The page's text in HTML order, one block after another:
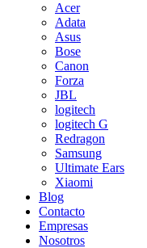
Acer
Adata
Asus
Bose
Canon
Forza
JBL
logitech
logitech G
Redragon
Samsung
Ultimate Ears
Xiaomi
Blog
Contacto
Empresas
Nosotros